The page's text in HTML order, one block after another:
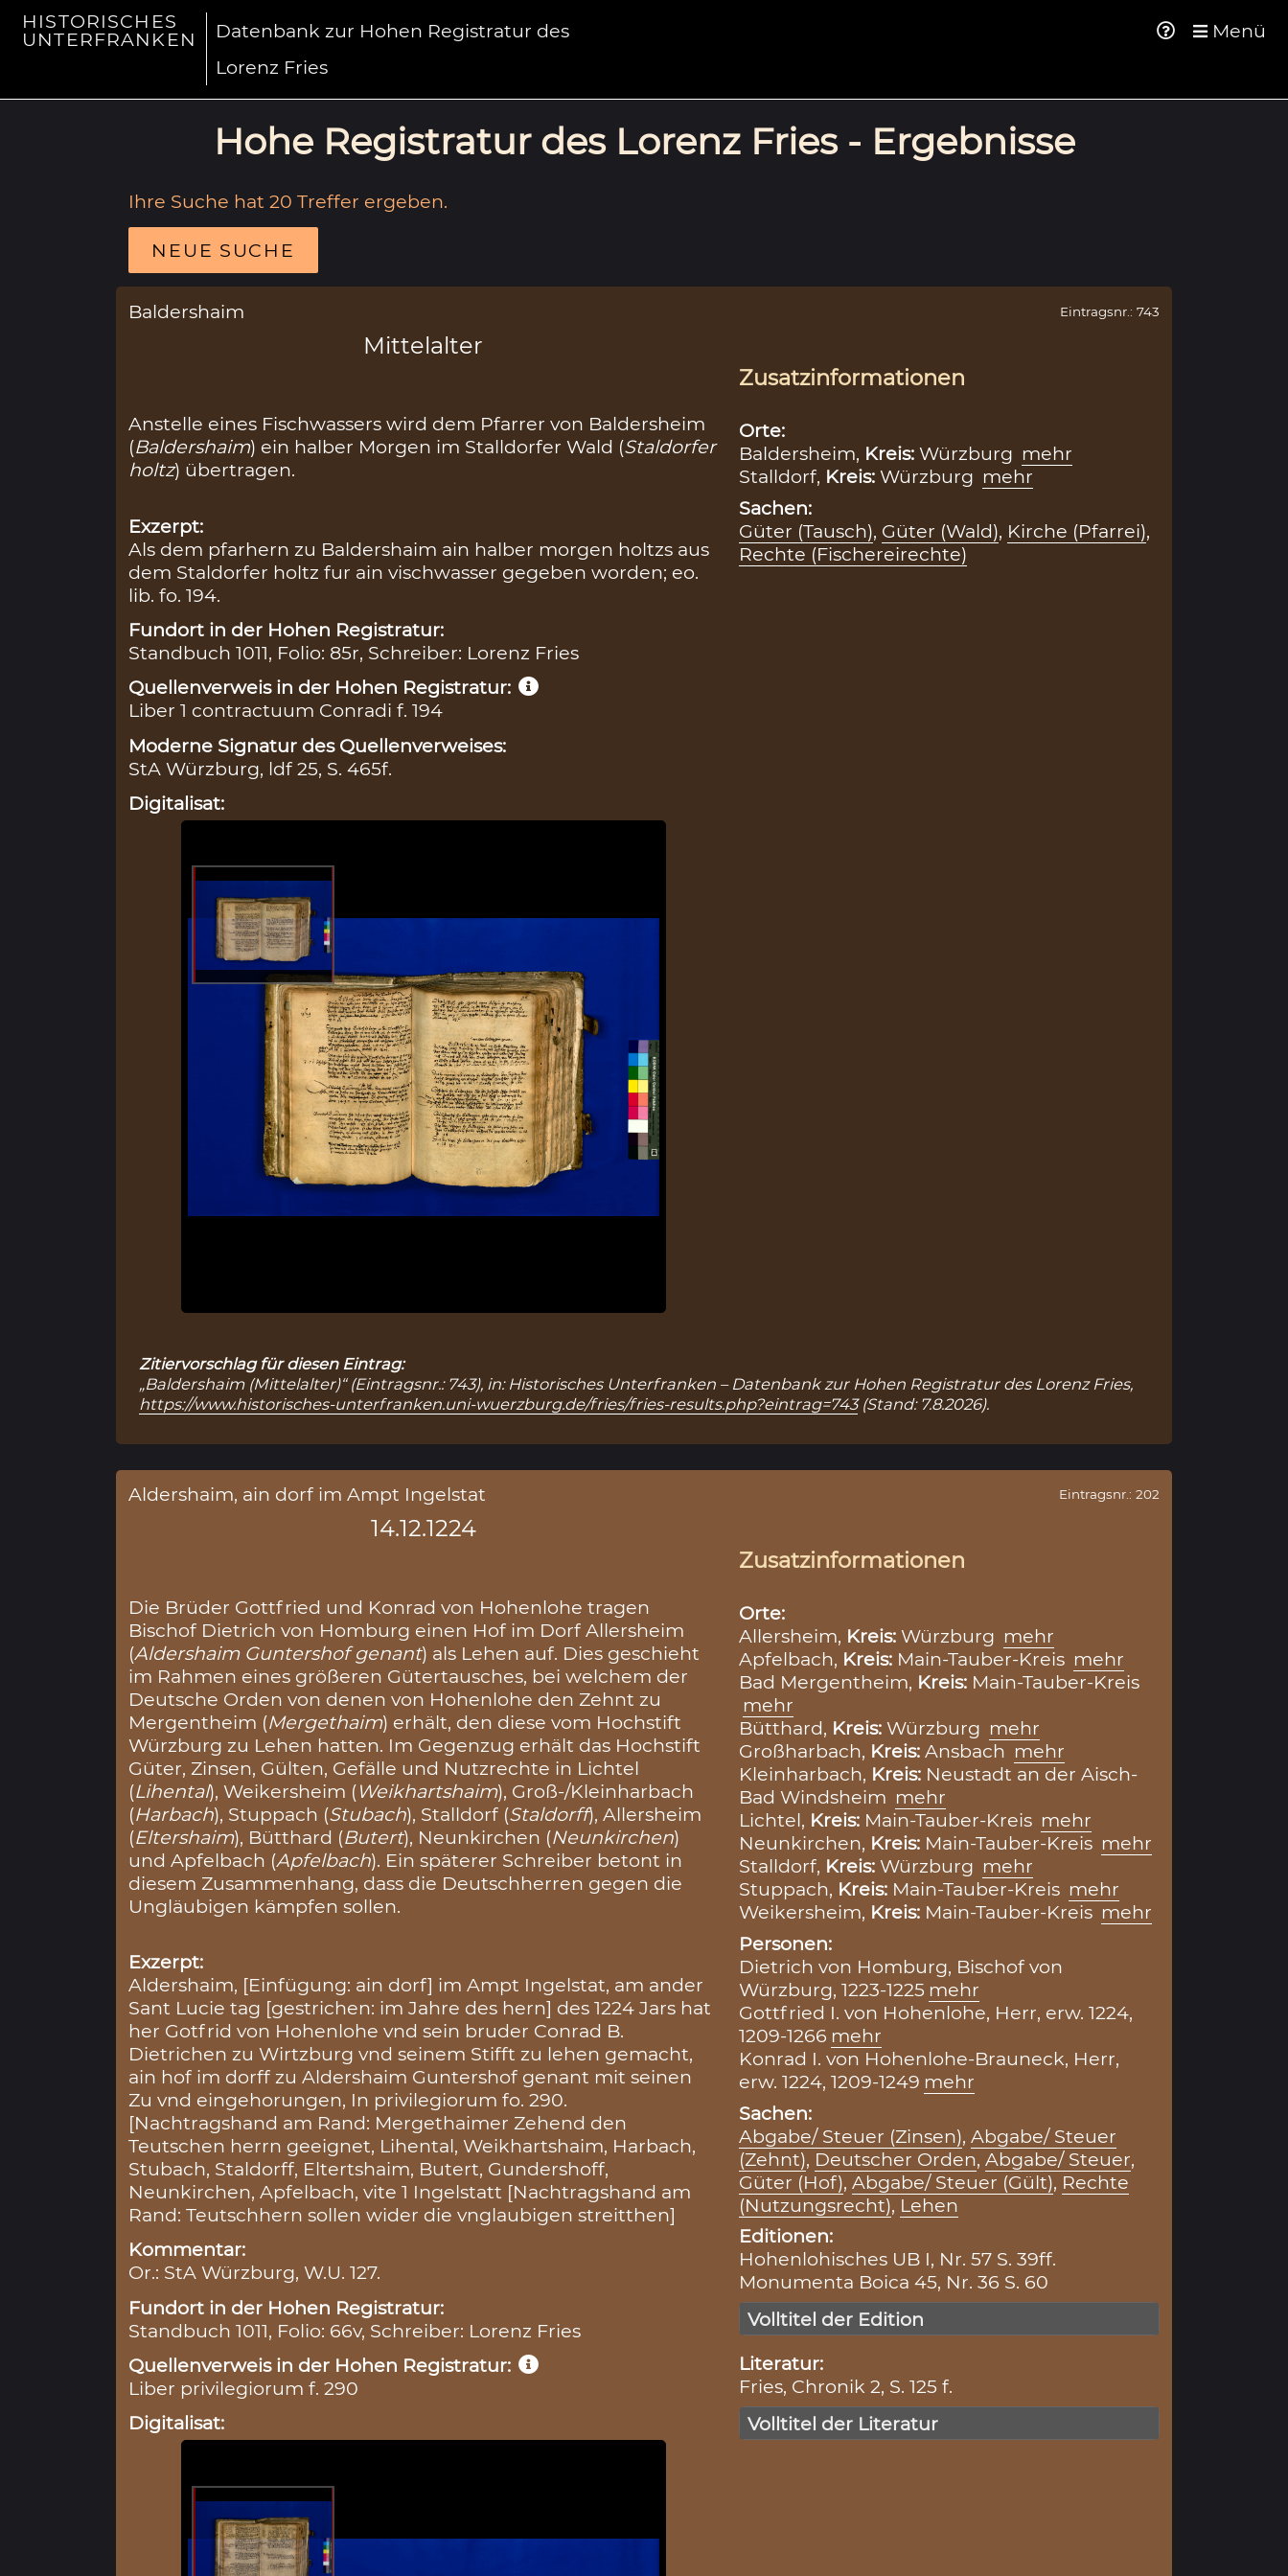
HISTORISCHES
UNTERFRANKEN
Datenbank zur Hohen Registratur des
Lorenz Fries
Menü
Hohe Registratur des Lorenz Fries - Ergebnisse
Ihre Suche hat 20 Treffer ergeben.
NEUE SUCHE
Baldershaim
Mittelalter
Anstelle eines Fischwassers wird dem Pfarrer von Baldersheim
(Baldershaim) ein halber Morgen im Stalldorfer Wald (Staldorfer
holtz) übertragen.
Exzerpt:
Als dem pfarhern zu Baldershaim ain halber morgen holtzs aus
dem Staldorfer holtz fur ain vischwasser gegeben worden; eo.
lib. fo. 194.
Fundort in der Hohen Registratur:
Standbuch 1011, Folio: 85r, Schreiber: Lorenz Fries
Quellenverweis in der Hohen Registratur:
Liber 1 contractuum Conradi f. 194
Moderne Signatur des Quellenverweises:
StA Würzburg, ldf 25, S. 465f.
Digitalisat:
Eintragsnr.: 743
Zusatzinformationen
Orte:
Baldersheim, Kreis: Würzburg mehr
Stalldorf, Kreis: Würzburg mehr
Sachen:
Güter (Tausch), Güter (Wald), Kirche (Pfarrei),
Rechte (Fischereirechte)
Zitiervorschlag für diesen Eintrag:
„Baldershaim (Mittelalter)“ (Eintragsnr.: 743), in: Historisches Unterfranken – Datenbank zur Hohen Registratur des Lorenz Fries,
https://www.historisches-unterfranken.uni-wuerzburg.de/fries/fries-results.php?eintrag=743(Stand: 7.8.2026).
Aldershaim, ain dorf im Ampt Ingelstat
14.12.1224
Die Brüder Gottfried und Konrad von Hohenlohe tragen
Bischof Dietrich von Homburg einen Hof im Dorf Allersheim
(Aldershaim Guntershof genant) als Lehen auf. Dies geschieht
im Rahmen eines größeren Gütertausches, bei welchem der
Deutsche Orden von denen von Hohenlohe den Zehnt zu
Mergentheim (Mergethaim) erhält, den diese vom Hochstift
Würzburg zu Lehen hatten. Im Gegenzug erhält das Hochstift
Güter, Zinsen, Gülten, Gefälle und Nutzrechte in Lichtel
(Lihental), Weikersheim (Weikhartshaim), Groß-/Kleinharbach
(Harbach), Stuppach (Stubach), Stalldorf (Staldorff), Allersheim
(Eltershaim), Bütthard (Butert), Neunkirchen (Neunkirchen)
und Apfelbach (Apfelbach). Ein späterer Schreiber betont in
diesem Zusammenhang, dass die Deutschherren gegen die
Ungläubigen kämpfen sollen.
Exzerpt:
Aldershaim, [Einfügung: ain dorf] im Ampt Ingelstat, am ander
Sant Lucie tag [gestrichen: im Jahre des hern] des 1224 Jars hat
her Gotfrid von Hohenlohe vnd sein bruder Conrad B.
Dietrichen zu Wirtzburg vnd seinem Stifft zu lehen gemacht,
ain hof im dorff zu Aldershaim Guntershof genant mit seinen
Zu vnd eingehorungen, In privilegiorum fo. 290.
[Nachtragshand am Rand: Mergethaimer Zehend den
Teutschen herrn geeignet, Lihental, Weikhartshaim, Harbach,
Stubach, Staldorff, Eltertshaim, Butert, Gundershoff,
Neunkirchen, Apfelbach, vite 1 Ingelstatt [Nachtragshand am
Rand: Teutschhern sollen wider die vnglaubigen streitthen]
Kommentar:
Or.: StA Würzburg, W.U. 127.
Fundort in der Hohen Registratur:
Standbuch 1011, Folio: 66v, Schreiber: Lorenz Fries
Quellenverweis in der Hohen Registratur:
Liber privilegiorum f. 290
Digitalisat:
Eintragsnr.: 202
Zusatzinformationen
Orte:
Allersheim, Kreis: Würzburg mehr
Apfelbach, Kreis: Main-Tauber-Kreis mehr
Bad Mergentheim, Kreis: Main-Tauber-Kreis
mehr
Bütthard, Kreis: Würzburg mehr
Großharbach, Kreis: Ansbach mehr
Kleinharbach, Kreis: Neustadt an der Aisch-
Bad Windsheim mehr
Lichtel, Kreis: Main-Tauber-Kreis mehr
Neunkirchen, Kreis: Main-Tauber-Kreis mehr
Stalldorf, Kreis: Würzburg mehr
Stuppach, Kreis: Main-Tauber-Kreis mehr
Weikersheim, Kreis: Main-Tauber-Kreis mehr
Personen:
Dietrich von Homburg, Bischof von
Würzburg, 1223-1225 mehr
Gottfried I. von Hohenlohe, Herr, erw. 1224,
1209-1266 mehr
Konrad I. von Hohenlohe-Brauneck, Herr,
erw. 1224, 1209-1249 mehr
Sachen:
Abgabe/ Steuer (Zinsen), Abgabe/ Steuer
(Zehnt), Deutscher Orden, Abgabe/ Steuer,
Güter (Hof), Abgabe/ Steuer (Gült), Rechte
(Nutzungsrecht), Lehen
Editionen:
Hohenlohisches UB I, Nr. 57 S. 39ff.
Monumenta Boica 45, Nr. 36 S. 60
Volltitel der Edition
Literatur:
Fries, Chronik 2, S. 125 f.
Volltitel der Literatur